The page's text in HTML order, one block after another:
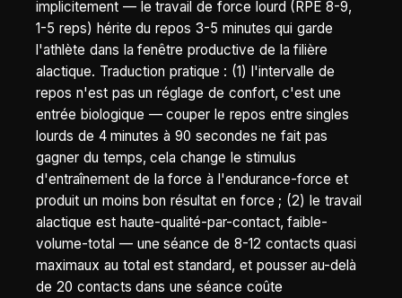
implicitement — le travail de force lourd (RPE 8-9,
1-5 reps) hérite du repos 3-5 minutes qui garde
l'athlète dans la fenêtre productive de la filière
alactique. Traduction pratique : (1) l'intervalle de
repos n'est pas un réglage de confort, c'est une
entrée biologique — couper le repos entre singles
lourds de 4 minutes à 90 secondes ne fait pas
gagner du temps, cela change le stimulus
d'entraînement de la force à l'endurance-force et
produit un moins bon résultat en force ; (2) le travail
alactique est haute-qualité-par-contact, faible-
volume-total — une séance de 8-12 contacts quasi
maximaux au total est standard, et pousser au-delà
de 20 contacts dans une séance coûte